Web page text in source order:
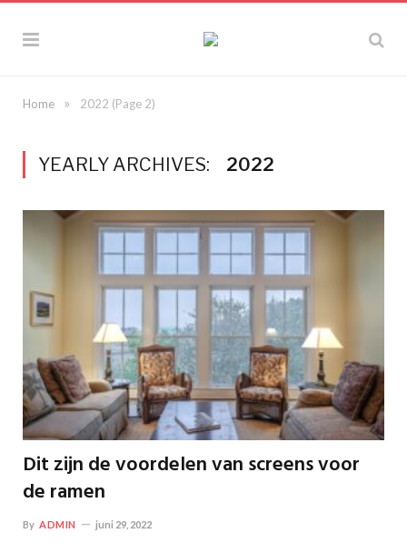
Home » 2022 (Page 2)
YEARLY ARCHIVES: 2022
Dit zijn de voordelen van screens voor
de ramen
By ADMIN juni 29, 2022